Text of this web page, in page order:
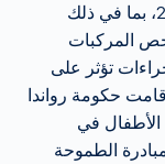
مع إدخال وتنفيذ قوانين جديدة في عام 2001، بما في ذلك
المركبات
تؤثر على
حكومة رواندا
الأطفال في
الطموحة